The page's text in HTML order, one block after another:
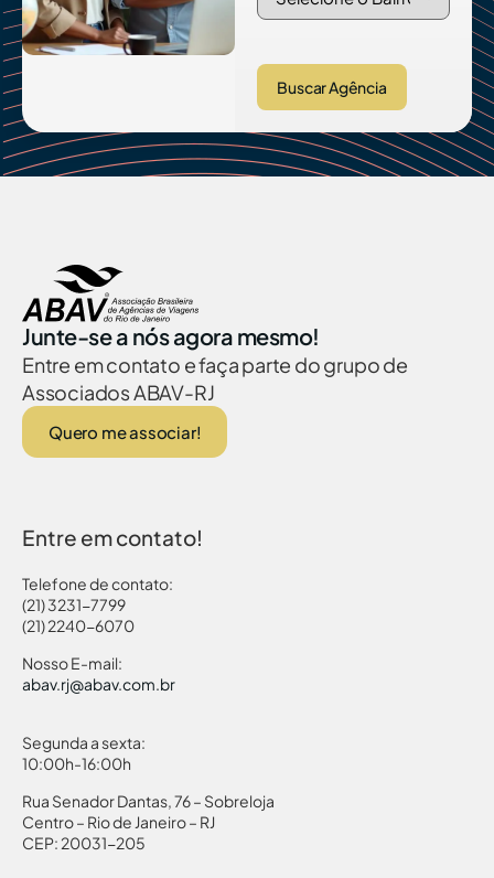
Buscar Agência
Junte-se a nós agora mesmo!
Entre em contato e faça parte do grupo de
Associados ABAV-RJ
Quero me associar!
Entre em contato!
Telefone de contato:
(21) 3231-7799
(21) 2240-6070
Nosso E-mail:
abav.rj@abav.com.br
Segunda a sexta:
10:00h-16:00h
Rua Senador Dantas, 76 – Sobreloja
Centro – Rio de Janeiro – RJ
CEP: 20031-205